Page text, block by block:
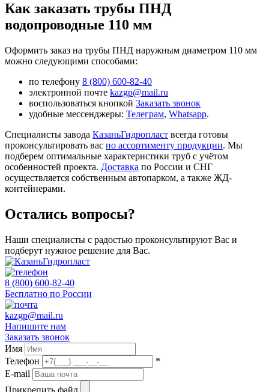
Как заказать трубы ПНД
водопроводные 110 мм
Оформить заказ на трубы ПНД наружным диаметром 110 мм
можно следующими способами:
по телефону 8 (800) 600-82-40
электронной почте kazgp@mail.ru
воспользоваться кнопкой Заказать звонок
удобные мессенджеры: Телеграм, Whatsapp.
Специалисты завода КазаньГидропласт всегда готовы
проконсультировать вас по ассортименту продукции. Мы
подберем оптимальные характеристики труб с учётом
особенностей проекта. Доставка по России и СНГ
осуществляется собственным автопарком, а также ЖД-
контейнерами.
Остались вопросы?
Наши специалисты с радостью проконсультируют Вас и
подберут нужное решение для Вас.
8 (800) 600-82-40
Бесплатно по России
kazgp@mail.ru
Напишите нам
Заказать звонок
Имя
Телефон
*
E-mail
Прикрепить файл